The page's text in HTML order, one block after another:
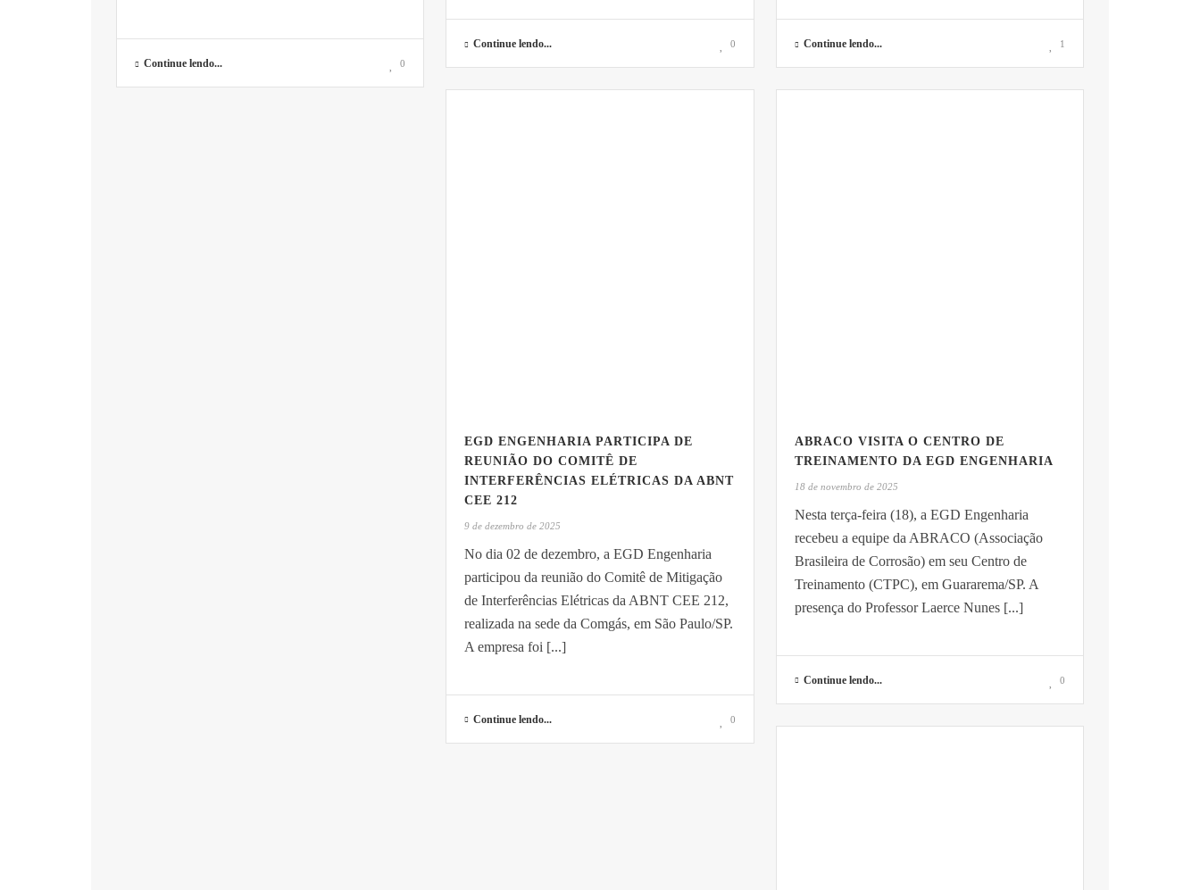
Continue lendo... 0
Continue lendo... 0 Continue lendo... 1
EGD ENGENHARIA PARTICIPA DE
REUNIÃO DO COMITÊ DE
INTERFERÊNCIAS ELÉTRICAS DA ABNT
CEE 212
9 de dezembro de 2025
No dia 02 de dezembro, a EGD Engenharia
participou da reunião do Comitê de Mitigação
de Interferências Elétricas da ABNT CEE 212,
realizada na sede da Comgás, em São Paulo/SP.
A empresa foi [...]
Continue lendo... 0
ABRACO VISITA O CENTRO DE
TREINAMENTO DA EGD ENGENHARIA
18 de novembro de 2025
Nesta terça-feira (18), a EGD Engenharia
recebeu a equipe da ABRACO (Associação
Brasileira de Corrosão) em seu Centro de
Treinamento (CTPC), em Guararema/SP. A
presença do Professor Laerce Nunes [...]
Continue lendo... 0